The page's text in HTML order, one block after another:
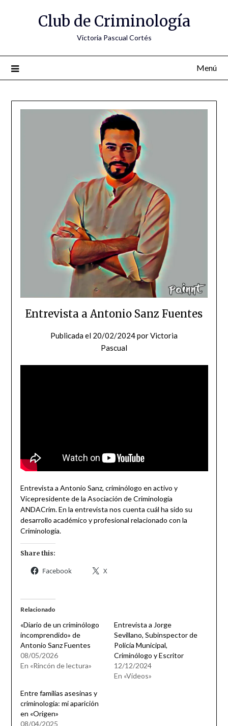
Club de Criminología
Victoria Pascual Cortés
Menú
Entrevista a Antonio Sanz Fuentes
Publicada el 20/02/2024porVictoria
Pascual
Entrevista a Antonio Sanz, criminólogo en activo y
Vicepresidente de la Asociación de Criminología
ANDACrim. En la entrevista nos cuenta cuál ha sido su
desarrollo académico y profesional relacionado con la
Criminología.
Share this:
Facebook X
Relacionado
«Diario de un criminólogo
incomprendido» de
Antonio Sanz Fuentes
08/05/2026
En «Rincón de lectura»
Entrevista a Jorge
Sevillano, Subinspector de
Policía Municipal,
Criminólogo y Escritor
12/12/2024
En «Vídeos»
Entre familias asesinas y
criminología: mi aparición
en «Origen»
08/04/2025